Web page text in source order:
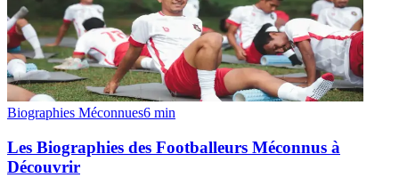
Biographies Méconnues6 min
Les Biographies des Footballeurs Méconnus à
Découvrir